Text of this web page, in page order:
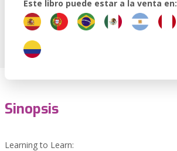
Este libro puede estar a la venta en:
Sinopsis
Learning to Learn: